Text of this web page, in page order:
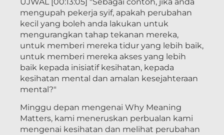
mengupah pekerja syif, apakah perubahan
kecil yang boleh anda lakukan untuk
mengurangkan tahap tekanan mereka,
untuk memberi mereka tidur yang lebih baik,
untuk memberi mereka akses yang lebih
baik kepada inisiatif kesihatan, kepada
kesihatan mental dan amalan kesejahteraan
mental?"
Minggu depan mengenai Why Meaning
Matters, kami meneruskan perbualan kami
mengenai kesihatan dan melihat perubahan